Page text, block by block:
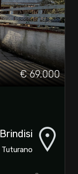
€ 69.000
Brindisi
Tuturano